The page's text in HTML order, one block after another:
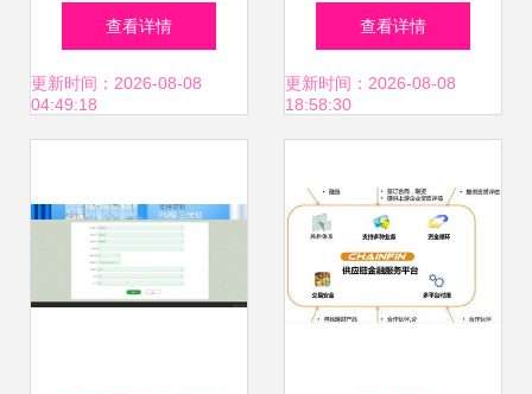
芜湖东方雨虹被评
为2024年安徽省智
查看详情
更新时间：2026-08-08
04:49:18
联建光电智慧人防
显示方案 筑牢安全
息系统集成新篇章
查看详情
更新时间：2026-08-08
18:58:30